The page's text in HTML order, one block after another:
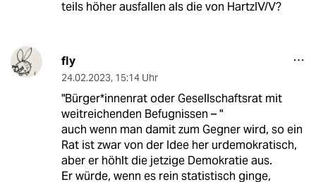
teils höher ausfallen als die von HartzIV/V?
fly
24.02.2023, 15:14 Uhr
"Bür­ge­r*in­nen­rat oder Gesellschaftsrat mit
weitreichenden Befugnissen – "
auch wenn man damit zum Gegner wird, so ein
Rat ist zwar von der Idee her urdemokratisch,
aber er höhlt die jetzige Demokratie aus.
Er würde, wenn es rein statistisch ginge,